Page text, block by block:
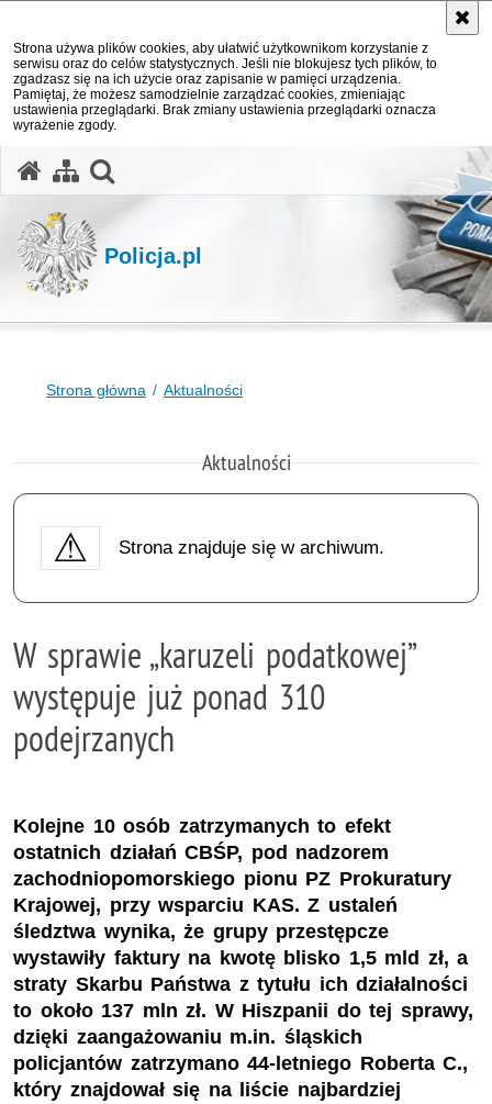
Strona używa plików cookies, aby ułatwić użytkownikom korzystanie z
serwisu oraz do celów statystycznych. Jeśli nie blokujesz tych plików, to
zgadzasz się na ich użycie oraz zapisanie w pamięci urządzenia.
Pamiętaj, że możesz samodzielnie zarządzać cookies, zmieniając
ustawienia przeglądarki. Brak zmiany ustawienia przeglądarki oznacza
wyrażenie zgody.
Policja.pl
Strona główna Aktualności
Aktualności
Strona znajduje się w archiwum.
W sprawie „karuzeli podatkowej”
występuje już ponad 310
podejrzanych
Kolejne 10 osób zatrzymanych to efekt
ostatnich działań CBŚP, pod nadzorem
zachodniopomorskiego pionu PZ Prokuratury
Krajowej, przy wsparciu KAS. Z ustaleń
śledztwa wynika, że grupy przestępcze
wystawiły faktury na kwotę blisko 1,5 mld zł, a
straty Skarbu Państwa z tytułu ich działalności
to około 137 mln zł. W Hiszpanii do tej sprawy,
dzięki zaangażowaniu m.in. śląskich
policjantów zatrzymano 44-letniego Roberta C.,
który znajdował się na liście najbardziej